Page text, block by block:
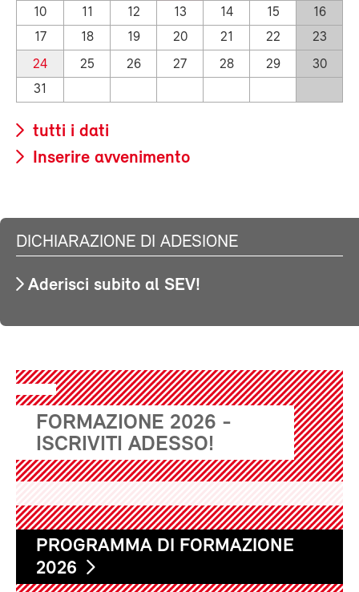
10
11 12 13 14 15
16
17
18 19 20 21 22
23
24
25 26 27 28 29
30
31
tutti i dati
Inserire avvenimento
DICHIARAZIONE DI ADESIONE
Aderisci subito al SEV!
FORMAZIONE 2026 -
ISCRIVITI ADESSO!
PROGRAMMA DI FORMAZIONE
2026